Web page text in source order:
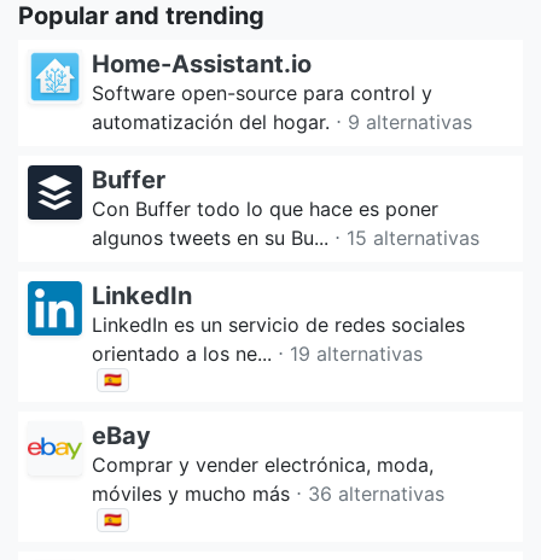
Popular and trending
Home-Assistant.io
Software open-source para control y
automatización del hogar. ⋅ 9 alternativas
Buffer
Con Buffer todo lo que hace es poner
algunos tweets en su Bu... ⋅ 15 alternativas
LinkedIn
LinkedIn es un servicio de redes sociales
orientado a los ne... ⋅ 19 alternativas
🇪🇸
eBay
Comprar y vender electrónica, moda,
móviles y mucho más ⋅ 36 alternativas
🇪🇸